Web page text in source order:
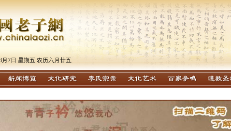
月7日 星期五 农历六月廿五